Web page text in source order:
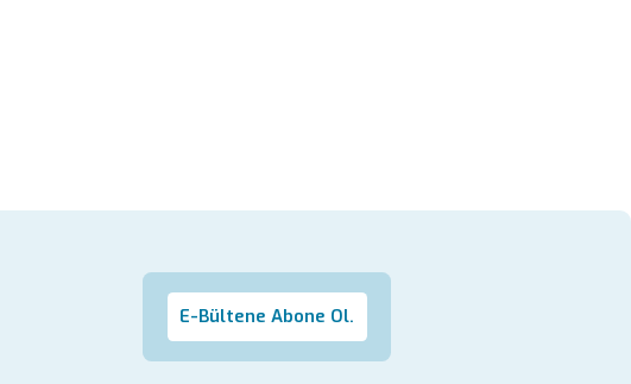
E-Bültene Abone Ol.